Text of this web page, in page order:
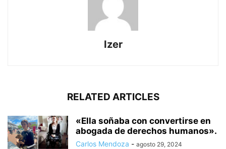
Izer
RELATED ARTICLES
«Ella soñaba con convertirse en
abogada de derechos humanos».
Carlos Mendoza - agosto 29, 2024